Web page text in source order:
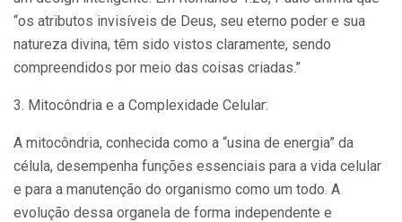
“os atributos invisíveis de Deus, seu eterno poder e sua
natureza divina, têm sido vistos claramente, sendo
compreendidos por meio das coisas criadas.”
3. Mitocôndria e a Complexidade Celular:
A mitocôndria, conhecida como a “usina de energia” da
célula, desempenha funções essenciais para a vida celular
e para a manutenção do organismo como um todo. A
evolução dessa organela de forma independente e